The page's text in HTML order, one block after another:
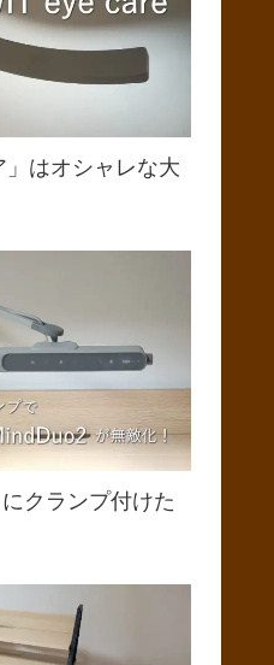
はオシャレな大
クランプ付けた